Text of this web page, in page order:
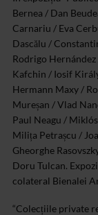
Bernea / Dan
Carnariu / Eva
Dascălu /
Rodrigo
Kafchin / Iosif
Hermann Maxy /
Mureșan / Vlad
Paul Neagu /
Milița Petrașcu /
Gheorghe
Doru Tulcan.
colateral Bienalei
“Colecțiile private